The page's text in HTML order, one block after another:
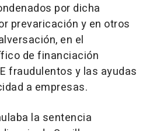
por dicha
prevaricación y en otros
en el
de financiación
fraudulentos y las ayudas
a empresas.
la sentencia